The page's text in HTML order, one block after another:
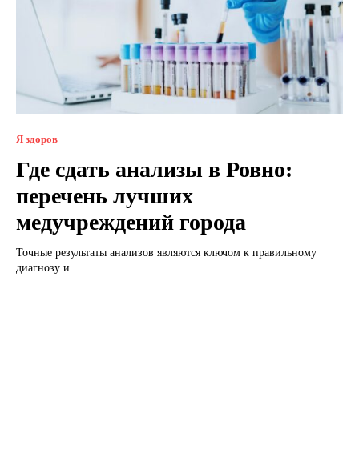
Я здоров
Где сдать анализы в Ровно:
перечень лучших
медучреждений города
Точные результаты анализов являются ключом к правильному
диагнозу и...